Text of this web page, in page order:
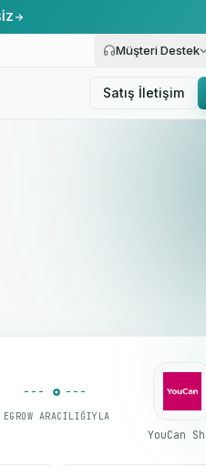
Müşteri Destek
Satış İletişim
EGROW ARACILIĞIYLA
YouCan